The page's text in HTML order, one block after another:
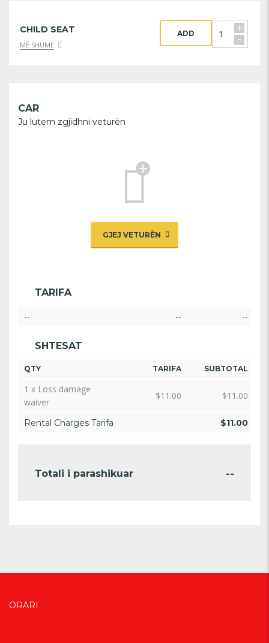
CHILD SEAT
MË SHUMË
+
-
ADD
CAR
Ju lutem zgjidhni veturën
GJEJ VETURËN
TARIFA
-- -- --
SHTESAT
QTY TARIFA SUBTOTAL
1 x Loss damage
waiver
$11.00 $11.00
Rental Charges Tarifa $11.00
Totali i parashikuar --
ORARI